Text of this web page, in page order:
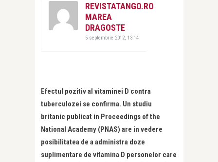
REVISTATANGO.RO
MAREA
DRAGOSTE
5 septembrie 2012, 13:14
Efectul pozitiv al vitaminei D contra
tuberculozei se confirma. Un studiu
britanic publicat in Proceedings of the
National Academy (PNAS) are in vedere
posibilitatea de a administra doze
suplimentare de vitamina D personelor care